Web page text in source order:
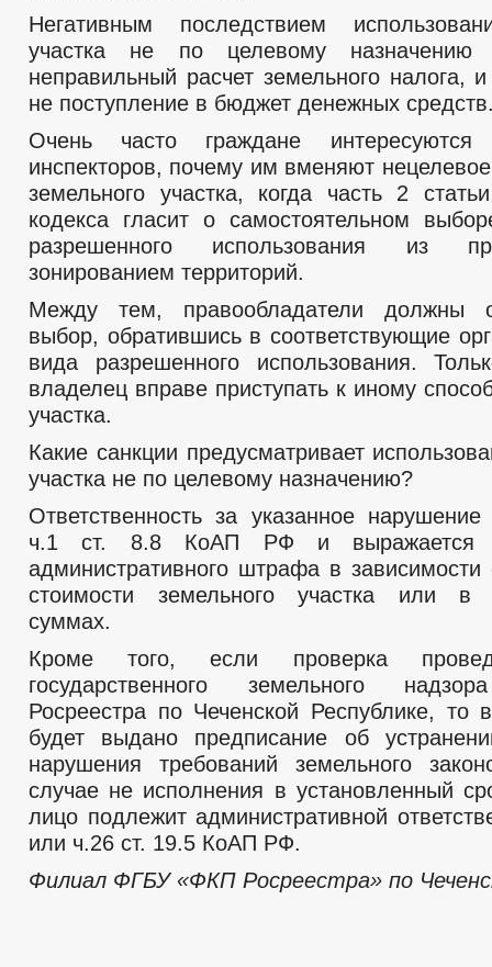
Негативным последствием
участка не по целевому назначению
неправильный расчет земельного налога,
не поступление в бюджет денежных
Очень часто граждане
инспекторов, почему им вменяют
земельного участка, когда часть 2
кодекса гласит о самостоятельном
разрешенного использования из
зонированием территорий.
Между тем, правообладатели должны
выбор, обратившись в соответствующие
вида разрешенного использования.
владелец вправе приступать к иному
участка.
Какие санкции предусматривает
участка не по целевому назначению?
Ответственность за указанное нарушение
ч.1 ст. 8.8 КоАП РФ и выражается
административного штрафа в зависимости
стоимости земельного участка или в
суммах.
Кроме того, если проверка
государственного земельного
Росреестра по Чеченской Республике, то
будет выдано предписание об
нарушения требований земельного
случае не исполнения в установленный
лицо подлежит административной
или ч.26 ст. 19.5 КоАП РФ.
Филиал ФГБУ «ФКП Росреестра» по